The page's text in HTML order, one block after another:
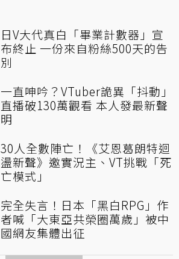
日V大代真白「畢業計數器」宣
布終止 一份來自粉絲500天的告
別
一直呻吟？VTuber詭異「抖動」
直播破130萬觀看 本人發最新聲
明
30人全數陣亡！《艾恩葛朗特迴
盪新聲》邀實況主、VT挑戰「死
亡模式」
完全失言！日本「黑白RPG」作
者喊「大東亞共榮圈萬歲」被中
國網友集體出征